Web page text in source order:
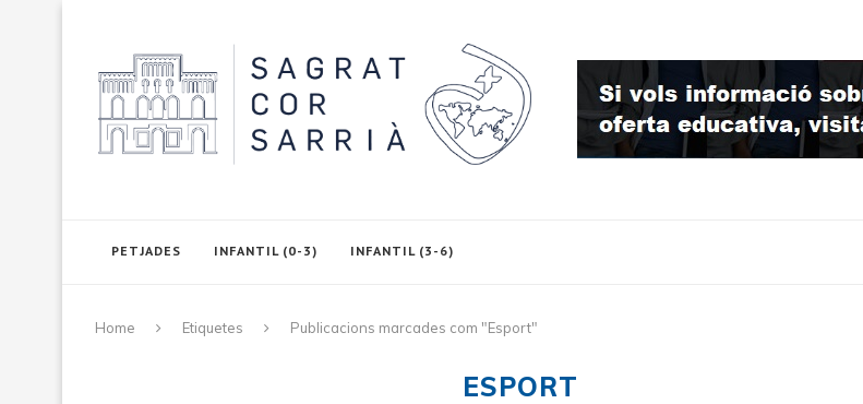
PETJADES INFANTIL (0-3) INFANTIL (3-6)
Home Etiquetes Publicacions marcades com "Esport"
ESPORT